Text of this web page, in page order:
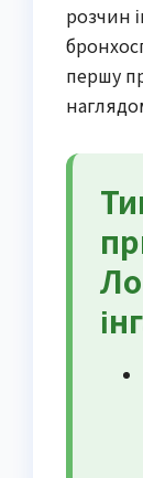
розчин
першу